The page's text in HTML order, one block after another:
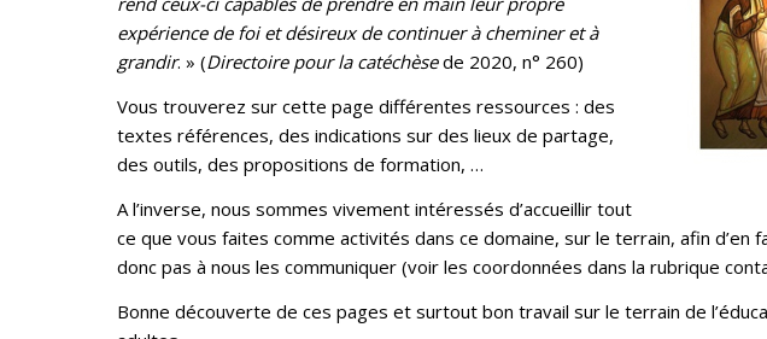
expérience de foi et désireux de continuer à cheminer et à
grandir. » (Directoire pour la catéchèsede 2020, n° 260)
Vous trouverez sur cette page différentes ressources : des
textes références, des indications sur des lieux de partage,
des outils, des propositions de formation, …
A l’inverse, nous sommes vivement intéressés d’accueillir tout
ce que vous faites comme activités dans ce domaine, sur le terrain, afin d’en
donc pas à nous les communiquer (voir les coordonnées dans la rubrique
Bonne découverte de ces pages et surtout bon travail sur le terrain de